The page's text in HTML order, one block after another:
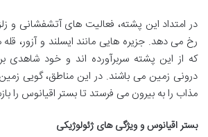
در امتداد این پشته، فعالیت های آتشفشانی و
رخ می دهد. جزیره هایی مانند ایسلند و آزور،
که از این پشته سربرآورده اند و خود شاهدی
درونی زمین می باشند. در این مناطق، گویی
مذاب را به بیرون می فرستد تا بستر اقیانوس را
بستر اقیانوس و ویژگی های ژئولوژیکی